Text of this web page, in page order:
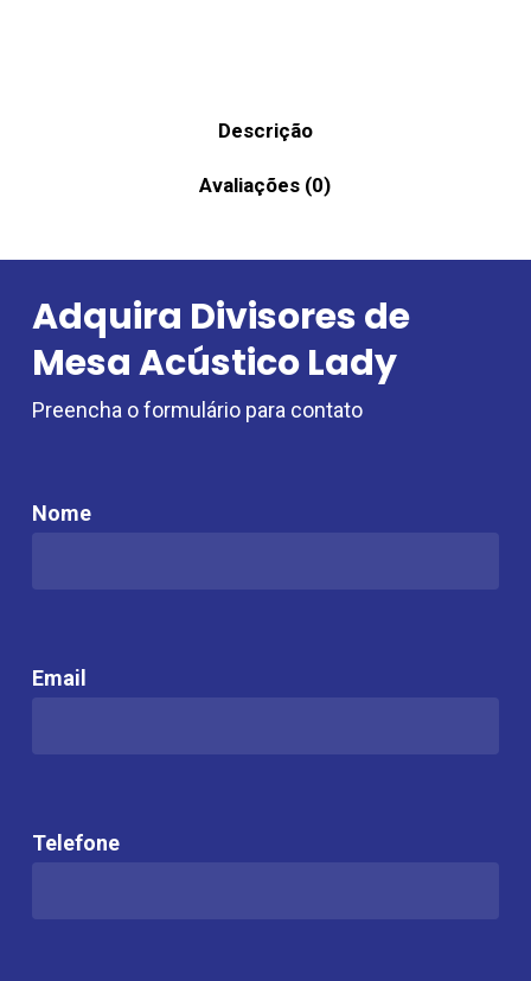
Descrição
Avaliações (0)
Adquira Divisores de
Mesa Acústico Lady
Preencha o formulário para contato
Nome
Email
Telefone